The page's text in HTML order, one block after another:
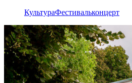
КультураФестивальконцерт